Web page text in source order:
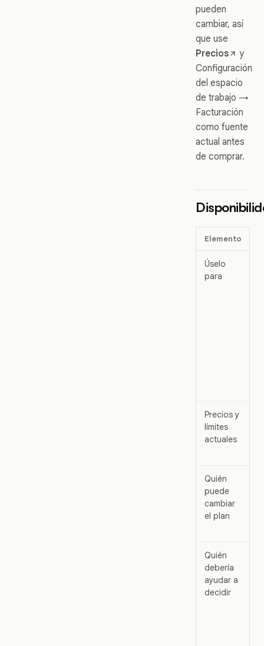
pueden
cambiar, así
que use
Precios
y
Configuración
del espacio
de trabajo →
Facturación
como fuente
actual antes
de comprar.
Elemento
Úselo
para
Precios y
límites
actuales
Quién
puede
cambiar
el plan
Quién
debería
ayudar a
decidir